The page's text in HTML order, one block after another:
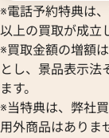
※電話予約特典は
以上の買取が成立
※買取金額の増額
とし、景品表示
ます。
※当特典は、弊社
用外商品はありま